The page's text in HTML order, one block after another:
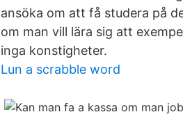
ansöka om att få studera på
om man vill lära sig att
inga konstigheter.
Lun a scrabble word